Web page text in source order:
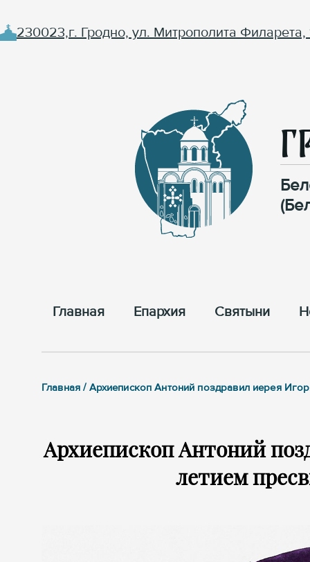
230023,г. Гродно, ул. Митрополита Филарета,
Главная Епархия Cвятыни
Главная / Архиепископ Антоний поздравил иерея
Архиепископ Антоний
летием